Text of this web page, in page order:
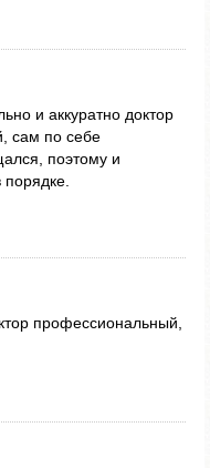
и аккуратно доктор
сам по себе
поэтому и
профессиональный,